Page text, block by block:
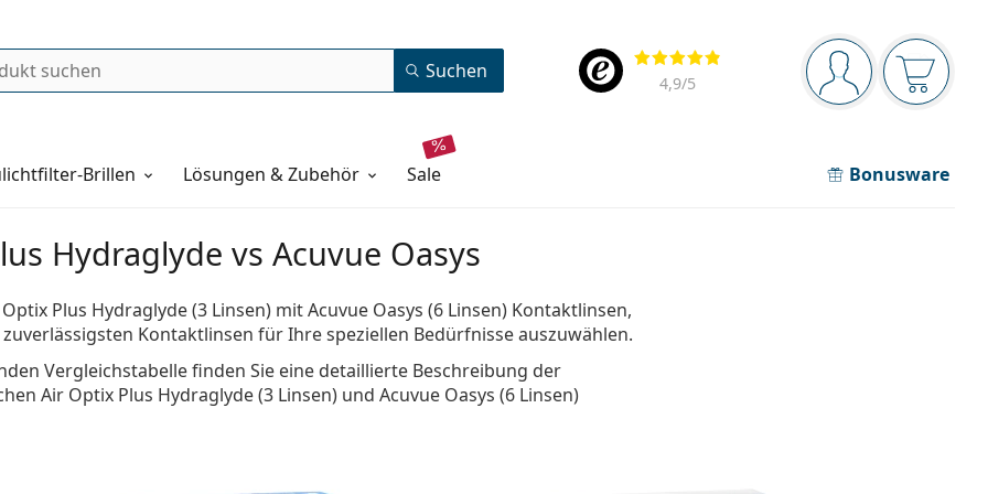
Navigationsleiste
Sie sind Der
Bewertung
4,9/5
Suchen
Brillen Lösungen & Zubehör sale Bonusware
Hydraglyde vs Acuvue Oasys
Plus Hydraglyde (3 Linsen) mit Acuvue Oasys (6 Linsen) Kontaktlinsen,
Kontaktlinsen für Ihre speziellen Bedürfnisse auszuwählen.
Vergleichstabelle finden Sie eine detaillierte Beschreibung der
Air Optix Plus Hydraglyde (3 Linsen) und Acuvue Oasys (6 Linsen)